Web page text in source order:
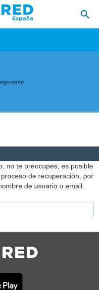
no te preocupes, es posible
de recuperación, por
de usuario o email.